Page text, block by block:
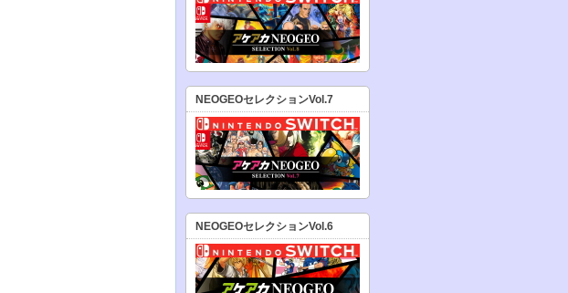
NEOGEOセレクションVol.7
NEOGEOセレクションVol.6